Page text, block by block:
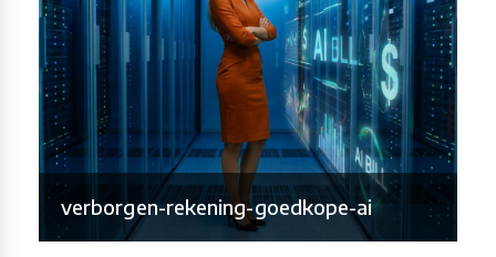
verborgen-rekening-goedkope-ai